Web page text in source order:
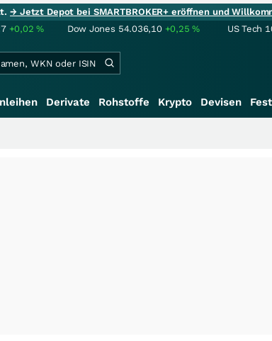
→ Jetzt Depot bei SMARTBROKER+ eröffnen und
+0,02% Dow Jones 54.036,10 +0,25% US Tech
Derivate Rohstoffe Krypto Devisen